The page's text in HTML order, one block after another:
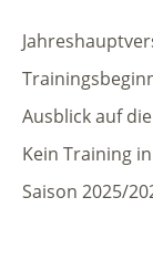
Ausblick auf
Kein Training
Saison 2025/